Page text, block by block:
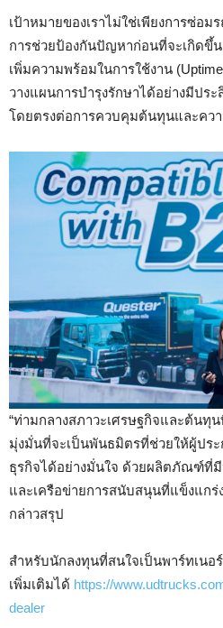
เป้าหมายของเราไม่ใช่เพียงการซ่อม
การช่วยป้องกันปัญหาก่อนที่จะเกิดขึ้น
เพิ่มความพร้อมในการใช้งาน
วางแผนการบำรุงรักษาได้อย่างมีปร
โดยตรงต่อการควบคุมต้นทุนและควา
“ท่ามกลางสภาวะเศรษฐกิจและต้นทุ
มุ่งมั่นที่จะเป็นพันธมิตรที่ช่วยให้ผู้ปร
ธุรกิจได้อย่างมั่นใจ ด้วยผลิตภัณฑ์ที่
และเครือข่ายการสนับสนุนที่แข็งแกร่
กล่าวสรุป
สำหรับนักลงทุนที่สนใจเป็นพาร์ทเน
เพิ่มเติมได้ https://
dealer